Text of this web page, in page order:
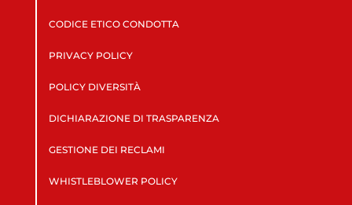
CODICE ETICO CONDOTTA
PRIVACY POLICY
POLICY DIVERSITÀ
DICHIARAZIONE DI TRASPARENZA
GESTIONE DEI RECLAMI
WHISTLEBLOWER POLICY